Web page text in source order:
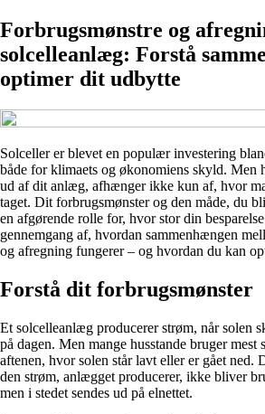
Forbrugsmønstre og
solcelleanlæg: Forstå
optimer dit udbytte
Solceller er blevet en populær investering
både for klimaets og økonomiens skyld. Men
ud af dit anlæg, afhænger ikke kun af, hvor
taget. Dit forbrugsmønster og den måde, du
en afgørende rolle for, hvor stor din
gennemgang af, hvordan sammenhængen
og afregning fungerer – og hvordan du kan
Forstå dit forbrugsmønster
Et solcelleanlæg producerer strøm, når solen
på dagen. Men mange husstande bruger mest
aftenen, hvor solen står lavt eller er gået ned.
den strøm, anlægget producerer, ikke bliver
men i stedet sendes ud på elnettet.